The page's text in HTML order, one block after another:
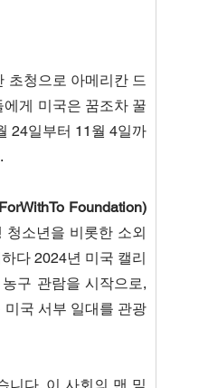
초청으로 아메리칸 드
게 미국은 꿈조차 꿀
24일부터 11월 4일까
Foundation)
소년을 비롯한 소외
다 2024년 미국 캘리
구 관람을 시작으로,
국 서부 일대를 관광